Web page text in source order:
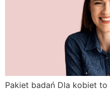
Pakiet badań Dla kobiet